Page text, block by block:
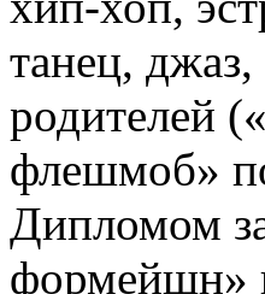
танец,
родителей
флешмоб»
Дипломом
формейшн»